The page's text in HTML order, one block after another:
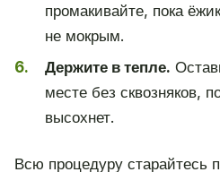
промакивайте, пока
не мокрым.
Держите в тепле.
месте без сквозняков,
высохнет.
Всю процедуру старайтесь